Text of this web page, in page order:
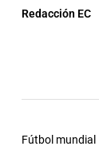
Redacción EC
Fútbol mundial